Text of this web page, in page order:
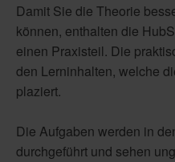
Damit Sie die Theorie
können, enthalten die
einen Praxisteil. Die
den Lerninhalten, welche
plaziert.
Die Aufgaben werden in
durchgeführt und sehen